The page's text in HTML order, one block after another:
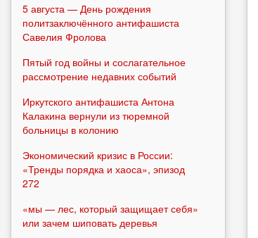
5 августа — День рождения
политзаключённого антифашиста
Савелия Фролова
Пятый год войны и сослагательное
рассмотрение недавних событий
Иркутского антифашиста Антона
Калакина вернули из тюремной
больницы в колонию
Экономический кризис в России:
«Тренды порядка и хаоса», эпизод
272
«мы — лес, который защищает себя»
или зачем шиповать деревья